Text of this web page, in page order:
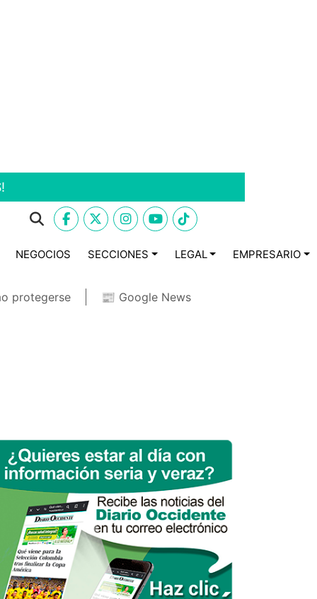
NEGOCIOS SECCIONES LEGAL EMPRESARIO
protegerse 📰 Google News